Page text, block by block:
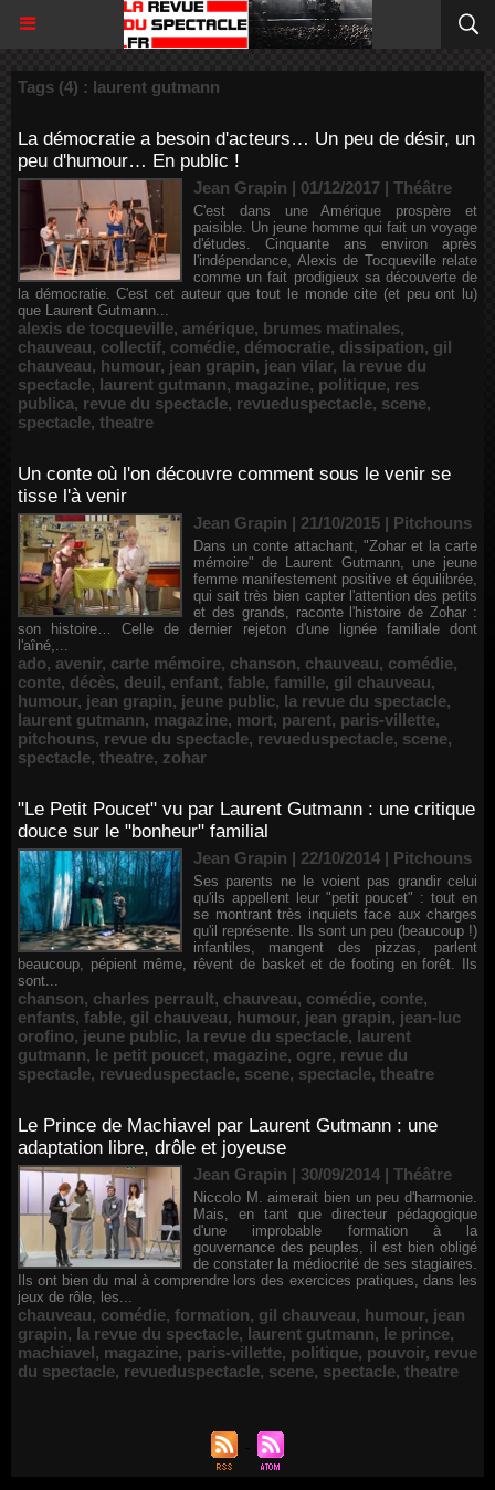
Tags (4) : laurent gutmann
La démocratie a besoin d'acteurs… Un peu de désir, un
peu d'humour… En public !
Jean Grapin | 01/12/2017 | Théâtre
C'est dans une Amérique prospère et
paisible. Un jeune homme qui fait un voyage
d'études. Cinquante ans environ après
l'indépendance, Alexis de Tocqueville relate
comme un fait prodigieux sa découverte de
la démocratie. C'est cet auteur que tout le monde cite (et peu ont lu)
que Laurent Gutmann...
alexis de tocqueville, amérique, brumes matinales,
chauveau, collectif, comédie, démocratie, dissipation, gil
chauveau, humour, jean grapin, jean vilar, la revue du
spectacle, laurent gutmann, magazine, politique, res
publica, revue du spectacle, revueduspectacle, scene,
spectacle, theatre
Un conte où l'on découvre comment sous le venir se
tisse l'à venir
Jean Grapin | 21/10/2015 | Pitchouns
Dans un conte attachant, "Zohar et la carte
mémoire" de Laurent Gutmann, une jeune
femme manifestement positive et équilibrée,
qui sait très bien capter l'attention des petits
et des grands, raconte l'histoire de Zohar :
son histoire… Celle de dernier rejeton d'une lignée familiale dont
l'aîné,...
ado, avenir, carte mémoire, chanson, chauveau, comédie,
conte, décès, deuil, enfant, fable, famille, gil chauveau,
humour, jean grapin, jeune public, la revue du spectacle,
laurent gutmann, magazine, mort, parent, paris-villette,
pitchouns, revue du spectacle, revueduspectacle, scene,
spectacle, theatre, zohar
"Le Petit Poucet" vu par Laurent Gutmann : une critique
douce sur le "bonheur" familial
Jean Grapin | 22/10/2014 | Pitchouns
Ses parents ne le voient pas grandir celui
qu'ils appellent leur "petit poucet" : tout en
se montrant très inquiets face aux charges
qu'il représente. Ils sont un peu (beaucoup !)
infantiles, mangent des pizzas, parlent
beaucoup, pépient même, rêvent de basket et de footing en forêt. Ils
sont...
chanson, charles perrault, chauveau, comédie, conte,
enfants, fable, gil chauveau, humour, jean grapin, jean-luc
orofino, jeune public, la revue du spectacle, laurent
gutmann, le petit poucet, magazine, ogre, revue du
spectacle, revueduspectacle, scene, spectacle, theatre
Le Prince de Machiavel par Laurent Gutmann : une
adaptation libre, drôle et joyeuse
Jean Grapin | 30/09/2014 | Théâtre
Niccolo M. aimerait bien un peu d'harmonie.
Mais, en tant que directeur pédagogique
d'une improbable formation à la
gouvernance des peuples, il est bien obligé
de constater la médiocrité de ses stagiaires.
Ils ont bien du mal à comprendre lors des exercices pratiques, dans les
jeux de rôle, les...
chauveau, comédie, formation, gil chauveau, humour, jean
grapin, la revue du spectacle, laurent gutmann, le prince,
machiavel, magazine, paris-villette, politique, pouvoir, revue
du spectacle, revueduspectacle, scene, spectacle, theatre